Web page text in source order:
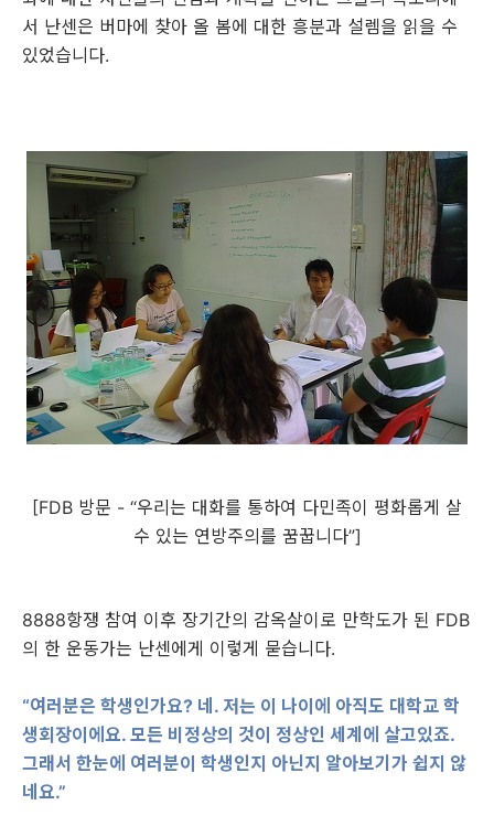
서 난센은 버마에 찾아 올 봄에 대한 흥분과 설렘을 읽을 수
있었습니다.
[FDB 방문 - “우리는 대화를 통하여 다민족이 평화롭게 살
수 있는 연방주의를 꿈꿉니다”]
8888항쟁 참여 이후 장기간의 감옥살이로 만학도가 된 FDB
의 한 운동가는 난센에게 이렇게 묻습니다.
“여러분은 학생인가요? 네. 저는 이 나이에 아직도 대학교 학
생회장이에요. 모든 비정상의 것이 정상인 세계에 살고있죠.
그래서 한눈에 여러분이 학생인지 아닌지 알아보기가 쉽지 않
네요.”